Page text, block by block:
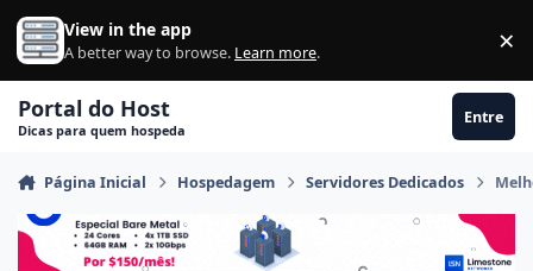
Ir para conteúdo
View in the app
A better way to browse. Learn more. ×
Portal do Host
Dicas para quem hospeda
Entre
Página Inicial Hospedagem Servidores Dedicados